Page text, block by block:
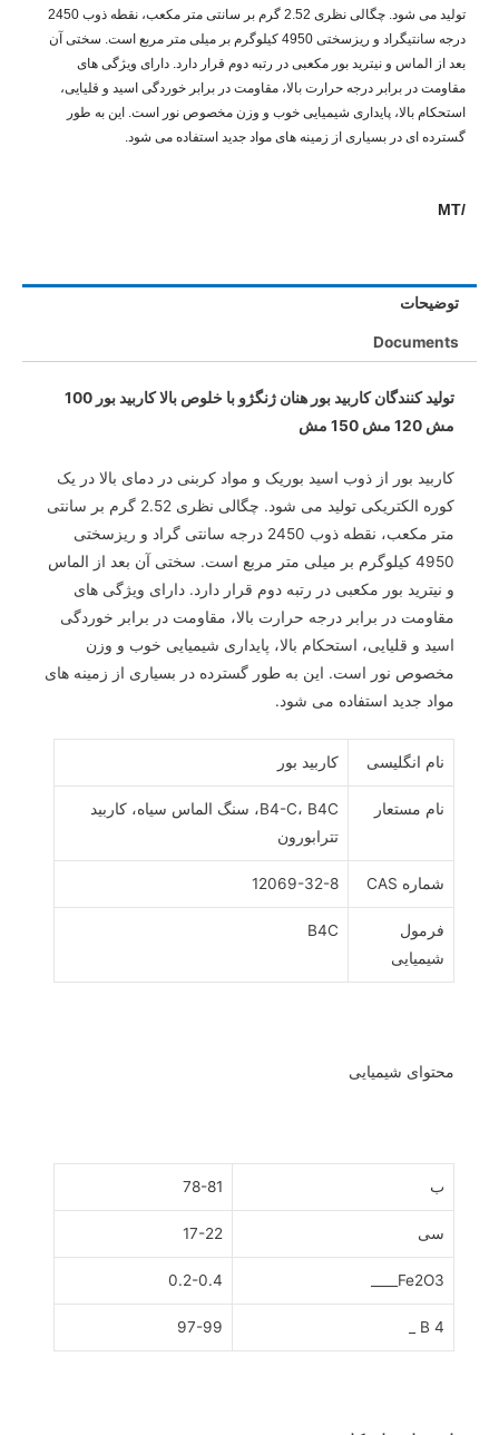
تولید می شود. چگالی نظری 2.52 گرم بر سانتی متر مکعب، نقطه ذوب 2450
درجه سانتیگراد و ریزسختی 4950 کیلوگرم بر میلی متر مربع است. سختی آن
بعد از الماس و نیترید بور مکعبی در رتبه دوم قرار دارد. دارای ویژگی های
مقاومت در برابر درجه حرارت بالا، مقاومت در برابر خوردگی اسید و قلیایی،
استحکام بالا، پایداری شیمیایی خوب و وزن مخصوص نور است. این به طور
گسترده ای در بسیاری از زمینه های مواد جدید استفاده می شود.
/MT
توضیحات
Documents
تولید کنندگان کاربید بور هنان ژنگژو با خلوص بالا کاربید بور 100
مش 120 مش 150 مش
کاربید بور از ذوب اسید بوریک و مواد کربنی در دمای بالا در یک
کوره الکتریکی تولید می شود. چگالی نظری 2.52 گرم بر سانتی
متر مکعب، نقطه ذوب 2450 درجه سانتی گراد و ریزسختی
4950 کیلوگرم بر میلی متر مربع است. سختی آن بعد از الماس
و نیترید بور مکعبی در رتبه دوم قرار دارد. دارای ویژگی های
مقاومت در برابر درجه حرارت بالا، مقاومت در برابر خوردگی
اسید و قلیایی، استحکام بالا، پایداری شیمیایی خوب و وزن
مخصوص نور است. این به طور گسترده در بسیاری از زمینه های
مواد جدید استفاده می شود.
نام انگلیسی کاربید بور
نام مستعار
B4-C، B4C، سنگ الماس سیاه، کاربید
تترابورون
شماره CAS 12069-32-8
فرمول
شیمیایی
B4C
محتوای شیمیایی
ب 78-81
سی 17-22
Fe2O3____
0.2-0.4
B 4 _
97-99